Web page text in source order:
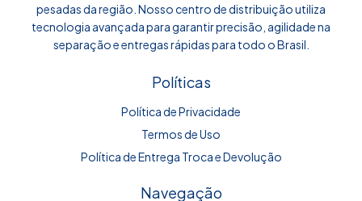
pesadas da região. Nosso centro de distribuição utiliza
tecnologia avançada para garantir precisão, agilidade na
separação e entregas rápidas para todo o Brasil.
Políticas
Política de Privacidade
Termos de Uso
Política de Entrega Troca e Devolução
Navegação